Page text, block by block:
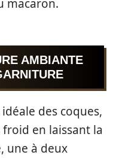
macaron.
AMBIANTE
idéale des coques,
en laissant la
une à deux